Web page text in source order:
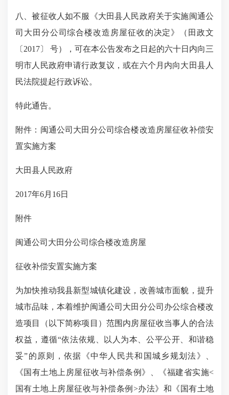
八、被征收人如不服《大田县人民政府关于实施闽通公
司大田分公司综合楼改造 房屋征收的决定》（田政文
〔 2017〕 号），可在本公告发布之日起的六十日内向三
明市人民政府申请行政复议，或在六个月内向大田县人
民法院提起行政诉讼。
特此通告。
附件：闽通公司大田分公司综合楼改造房屋征收补偿安
置实施方案
大田县人民政府
2017年6月16日
附件
闽通公司大田分公司综合楼改造房屋
征收补偿安置实施方案
为加快推动我县新型城镇化建设，改善城市面貌，提升
城市品味，本着维护闽通公司大田分公司办公综合楼改
造项目（以下简称项目）范围内房屋征收当事人的合法
权益，遵循“依法依规、以人为本、公平公开、和谐稳
妥”的原则，依据《中华人民共和国城乡规划法》、
《国有土地上房屋征收与补偿条例》、《福建省实施<
国有土地上房屋征收与补偿条例>办法》和《国有土地